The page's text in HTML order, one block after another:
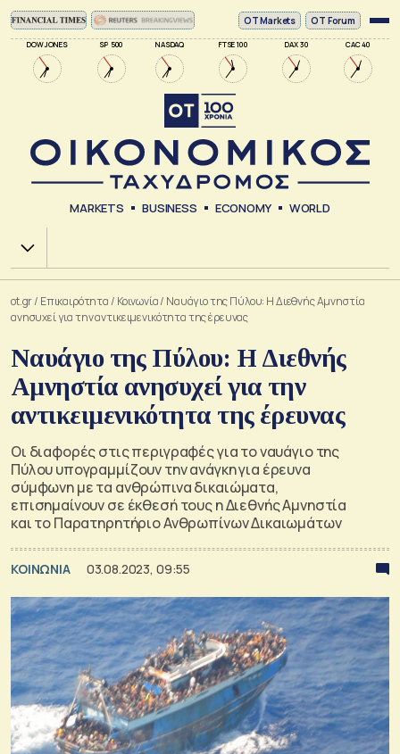
DOW JONES SP 500 NASDAQ FTSE 100 DAX 30 CAC 40
ΟΤ Markets OT Forum
MARKETS BUSINESS ECONOMY WORLD
Χ.Α.
ot.gr/ Επικαιρότητα / Κοινωνία/ Ναυάγιο της Πύλου: Η Διεθνής Αμνηστία
ανησυχεί για την αντικειμενικότητα της έρευνας
Ναυάγιο της Πύλου: Η Διεθνής
Αμνηστία ανησυχεί για την
αντικειμενικότητα της έρευνας
Οι διαφορές στις περιγραφές για το ναυάγιο της
Πύλου υπογραμμίζουν την ανάγκη για έρευνα
σύμφωνη με τα ανθρώπινα δικαιώματα,
επισημαίνουν σε έκθεσή τους η Διεθνής Αμνηστία
και το Παρατηρητήριο Ανθρωπίνων Δικαιωμάτων
ΚΟΙΝΩΝΙΑ 03.08.2023, 09:55